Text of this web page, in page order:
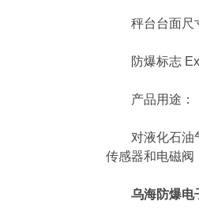
秤台台面尺
防爆标志
产品用途：
对液化石油气
传感器和电磁阀
乌海防爆电